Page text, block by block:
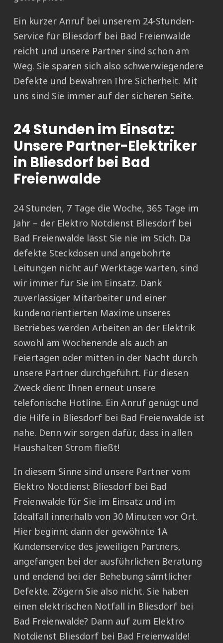
Ein kurzer Anruf bei unserem 24-Stunden-
Service für Bliesdorf bei Bad Freienwalde
reicht und unsere Partner sind schon am
Weg. Sie sparen sich also schwerwiegendere
Defekte und bewahren Ihre Sicherheit. Mit
uns sind Sie immer auf der sicheren Seite.
24 Stunden im Einsatz:
Unsere Partner-Elektriker
in Bliesdorf bei Bad
Freienwalde
24 Stunden, 7 Tage die Woche, 365 Tage im
Jahr – der Elektro Notdienst Bliesdorf bei
Bad Freienwalde lässt Sie nie im Stich. Da
defekte Steckdosen und angebohrte
Leitungen nicht auf Werktage warten, sind
wir immer für Sie im Einsatz. Dank
zuverlässiger Mitarbeiter und einer
kundenorientierten Maxime unseres
Betriebes werden Arbeiten an der Elektrik
sowohl am Wochenende als auch an
Feiertagen oder mitten in der Nacht durch
unsere Partner durchgeführt. Für diesen
Zweck dient Ihnen erneut unsere
telefonische Hotline. Ein Anruf genügt und
die Hilfe in Bliesdorf bei Bad Freienwalde ist
nahe. Denn wir sorgen dafür, dass in allen
Haushalten Strom fließt!
In diesem Sinne sind unsere Partner vom
Elektro Notdienst Bliesdorf bei Bad
Freienwalde für Sie im Einsatz und im
Idealfall innerhalb von 30 Minuten vor Ort.
Hier beginnt dann der gewöhnte 1A
Kundenservice des jeweiligen Partners,
angefangen bei der ausführlichen Beratung
und endend bei der Behebung sämtlicher
Defekte. Zögern Sie also nicht. Sie haben
einen elektrischen Notfall in Bliesdorf bei
Bad Freienwalde? Dann auf zum Elektro
Notdienst Bliesdorf bei Bad Freienwalde!